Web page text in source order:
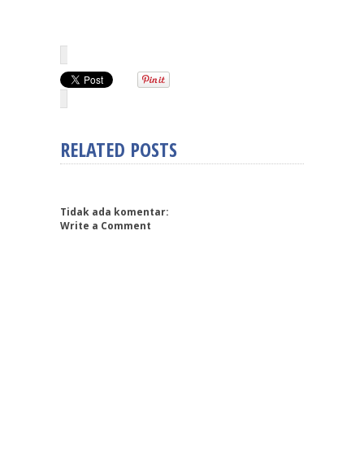
RELATED POSTS
Tidak ada komentar:
Write a Comment